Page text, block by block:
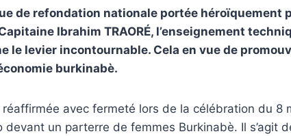
de refondation nationale portée héroïquement
Ibrahim TRAORÉ, l’enseignement
le levier incontournable. Cela en vue de
burkinabè.
avec fermeté lors de la célébration du 8
devant un parterre de femmes Burkinabè. Il s’agit